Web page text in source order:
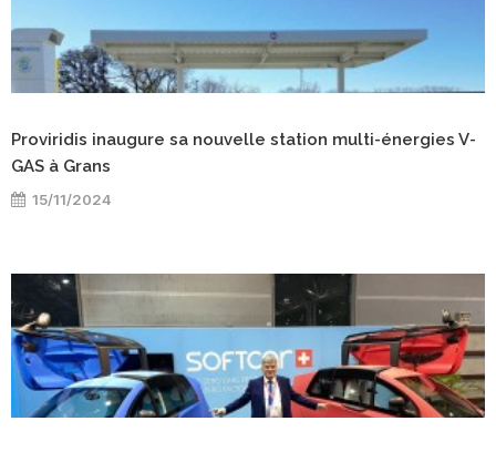
Proviridis inaugure sa nouvelle station multi-énergies V-
GAS à Grans
15/11/2024